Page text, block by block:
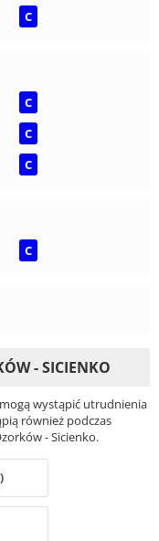
C
C
C
C
C
- SICIENKO
wystąpić utrudnienia
również podczas
- Sicienko.